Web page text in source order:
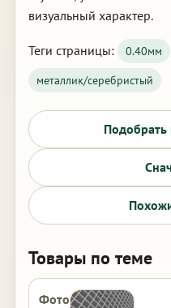
визуальный характер.
Теги страницы: 0.40мм
металлик/серебристый
Товары по теме